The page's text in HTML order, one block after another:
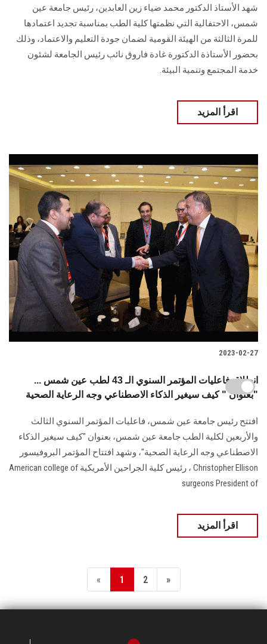
شهد الأستاذ الدكتور محمد ضياء زين العابدين، رئيس جامعة عين
شمس، الاحتفالية التي نظمتها كلية الطب بمناسبة تجديد اعتمادها
للمرة الثالثة من الهيئة القومية لضمان جودة التعليم والاعتماد، وذلك
بحضور الأستاذة الدكتورة غادة فاروق نائب رئيس الجامعة لشئون
خدمة المجتمع وتنمية البيئة.
اقرأ المزيد
2023-02-27
انطلاق فاعليات المؤتمر السنوي الـ 43 لطب عين شمس ...
بعنوان " كيف سيغير الذكاء الاصطناعي وجه الرعاية الصحية"
افتتح رئيس جامعة عين شمس، فاعليات المؤتمر السنوي الثالث
والأربعين لكلية الطب جامعة عين شمس، بعنوان "كيف سيغير الذكاء
الاصطناعي وجه الرعاية الصحية"، وشهد افتتاح المؤتمر البروفيسور
Christopher Ellison ، رئيس كلية الجراحين الأمريكية American college of
surgeons President of
اقرأ المزيد
« 1 2 »